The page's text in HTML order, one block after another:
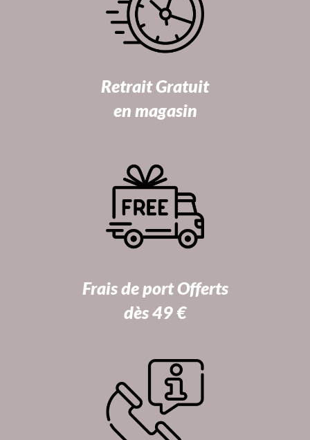
Retrait Gratuit
en magasin
Frais de port Offerts
dès 49 €